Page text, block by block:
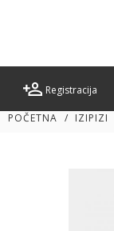
Registracija
POČETNA / IZIPIZI